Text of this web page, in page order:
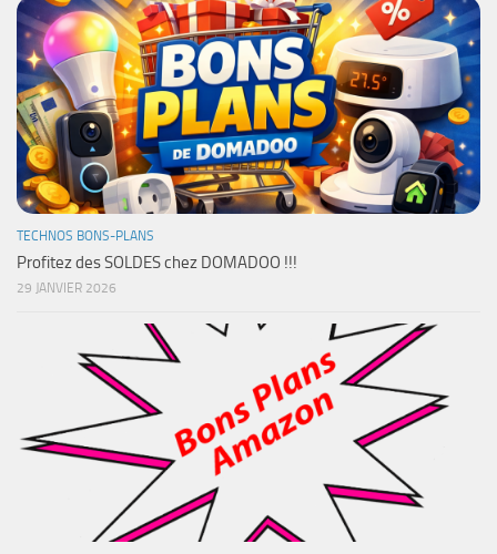
TECHNOS BONS-PLANS
Profitez des SOLDES chez DOMADOO !!!
29 JANVIER 2026